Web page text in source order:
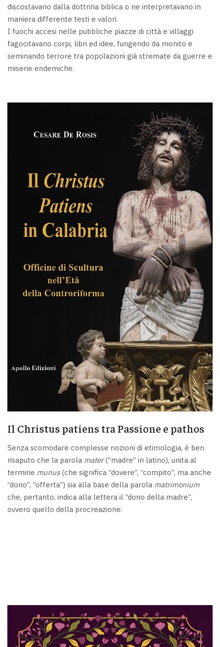
discostavano dalla dottrina biblica o ne interpretavano in
maniera differente testi e valori.
I fuochi accesi nelle pubbliche piazze di città e villaggi
fagocitavano corpi, libri ed idee, fungendo da monito e
seminando terrore tra popolazioni già stremate da guerre e
miserie endemiche.
Il Christus patiens tra Passione e pathos
Senza scomodare complesse nozioni di etimologia, è ben
risaputo che la parola mater(“madre” in latino), unita al
termine munus(che significa “dovere”, “compito”, ma anche
“dono”, “offerta”) sia alla base della parola matrimonium
che, pertanto, indica alla lettera il “dono della madre”,
ovvero quello della procreazione.